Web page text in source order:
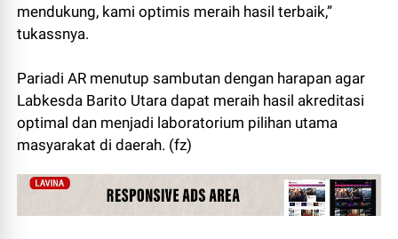
mendukung, kami optimis meraih hasil terbaik,”
tukassnya.
Pariadi AR menutup sambutan dengan harapan agar
Labkesda Barito Utara dapat meraih hasil akreditasi
optimal dan menjadi laboratorium pilihan utama
masyarakat di daerah. (fz)